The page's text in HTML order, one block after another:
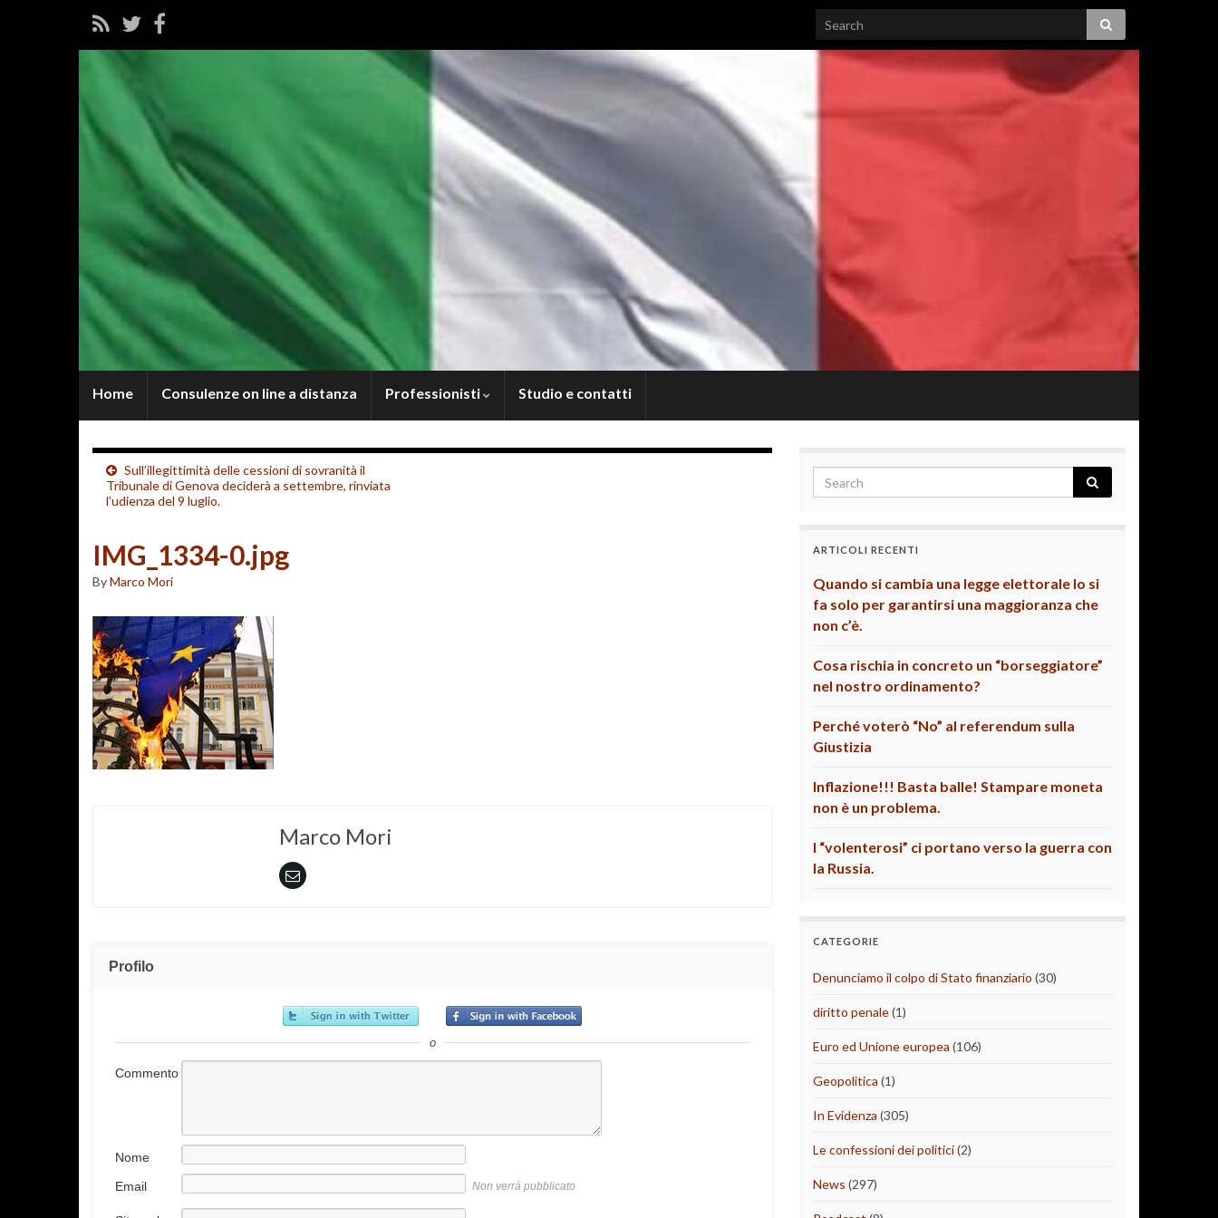
Home Consulenze on line a distanza Professionisti Studio e contatti
Sull’illegittimità delle cessioni di sovranità il
Tribunale di Genova deciderà a settembre, rinviata
l’udienza del 9 luglio.
IMG_1334-0.jpg
ByMarco Mori
Marco Mori
Profilo
o
Commento
Nome
Email
Non verrà pubblicato
ARTICOLI RECENTI
Quando si cambia una legge elettorale lo si
fa solo per garantirsi una maggioranza che
non c’è.
Cosa rischia in concreto un “borseggiatore”
nel nostro ordinamento?
Perché voterò “No” al referendum sulla
Giustizia
Inflazione!!! Basta balle! Stampare moneta
non è un problema.
I “volenterosi” ci portano verso la guerra con
la Russia.
CATEGORIE
Denunciamo il colpo di Stato finanziario (30)
diritto penale(1)
Euro ed Unione europea (106)
Geopolitica (1)
In Evidenza (305)
Le confessioni dei politici(2)
News (297)